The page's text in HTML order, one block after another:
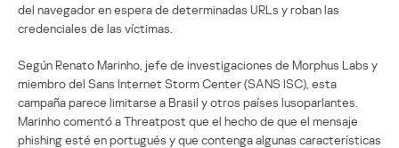
del navegador en espera de determinadas URLs y roban las
credenciales de las víctimas.
Según Renato Marinho, jefe de investigaciones de Morphus Labs y
miembro del Sans Internet Storm Center (SANS ISC), esta
campaña parece limitarse a Brasil y otros países lusoparlantes.
Marinho comentó a Threatpost que el hecho de que el mensaje
phishing esté en portugués y que contenga algunas características